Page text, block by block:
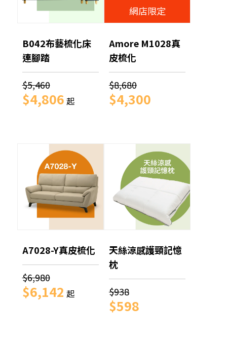
B042布藝梳化床
連腳踏
$5,460
$4,806 起
網店限定
Amore M1028真
皮梳化
$8,680
$4,300
A7028-Y真皮梳化
$6,980
$6,142 起
天絲涼感護頸記憶
枕
$938
$598